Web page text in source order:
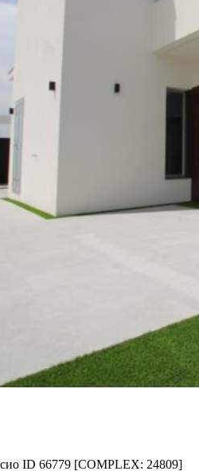
ID 66779 [COMPLEX: 24809]